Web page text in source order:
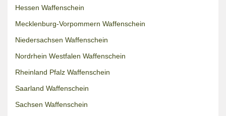
Hessen Waffenschein
Mecklenburg-Vorpommern Waffenschein
Niedersachsen Waffenschein
Nordrhein Westfalen Waffenschein
Rheinland Pfalz Waffenschein
Saarland Waffenschein
Sachsen Waffenschein